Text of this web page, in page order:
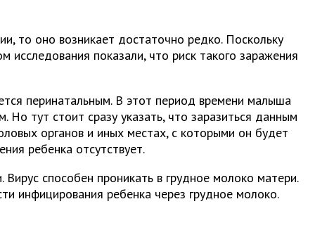
то оно возникает достаточно редко. Поскольку
показали, что риск такого заражения
перинатальным. В этот период времени малыша
тут стоит сразу указать, что заразиться данным
органов и иных местах, с которыми он будет
ребенка отсутствует.
способен проникать в грудное молоко матери.
инфицирования ребенка через грудное молоко.